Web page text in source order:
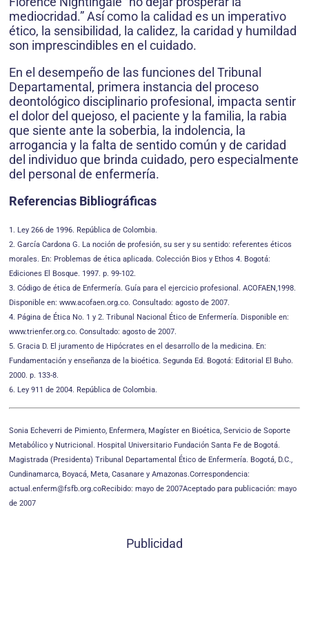
mediocridad.” Así como la calidad es un imperativo
ético, la sensibilidad, la calidez, la caridad y humildad
son imprescindibles en el cuidado.
En el desempeño de las funciones del Tribunal
Departamental, primera instancia del proceso
deontológico disciplinario profesional, impacta sentir
el dolor del quejoso, el paciente y la familia, la rabia
que siente ante la soberbia, la indolencia, la
arrogancia y la falta de sentido común y de caridad
del individuo que brinda cuidado, pero especialmente
del personal de enfermería.
Referencias Bibliográficas
1. Ley 266 de 1996. República de Colombia.
2. García Cardona G. La noción de profesión, su ser y su sentido: referentes éticos
morales. En: Problemas de ética aplicada. Colección Bios y Ethos 4. Bogotá:
Ediciones El Bosque. 1997. p. 99-102.
3. Código de ética de Enfermería. Guía para el ejercicio profesional. ACOFAEN,1998.
Disponible en: www.acofaen.org.co. Consultado: agosto de 2007.
4. Página de Ética No. 1 y 2. Tribunal Nacional Ético de Enfermería. Disponible en:
www.trienfer.org.co. Consultado: agosto de 2007.
5. Gracia D. El juramento de Hipócrates en el desarrollo de la medicina. En:
Fundamentación y enseñanza de la bioética. Segunda Ed. Bogotá: Editorial El Buho.
2000. p. 133-8.
6. Ley 911 de 2004. República de Colombia.
Sonia Echeverri de Pimiento, Enfermera, Magíster en Bioética, Servicio de Soporte
Metabólico y Nutricional. Hospital Universitario Fundación Santa Fe de Bogotá.
Magistrada (Presidenta) Tribunal Departamental Ético de Enfermería. Bogotá, D.C.,
Cundinamarca, Boyacá, Meta, Casanare y Amazonas.Correspondencia:
actual.enferm@fsfb.org.coRecibido: mayo de 2007Aceptado para publicación: mayo
de 2007
Publicidad